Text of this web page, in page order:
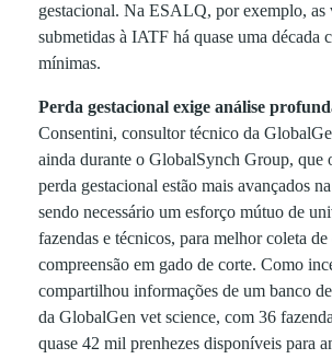
i
l
h
a
s
p
gestacional. Na ESALQ, por exemplo, as
submetidas à IATF há quase uma década
mínimas.
Perda gestacional exige análise
Consentini, consultor técnico da
ainda durante o GlobalSynch Group, que
perda gestacional estão mais avançados
sendo necessário um esforço mútuo de
fazendas e técnicos, para melhor coleta de
compreensão em gado de corte. Como
compartilhou informações de um banco
da GlobalGen vet science, com 36
quase 42 mil prenhezes disponíveis para